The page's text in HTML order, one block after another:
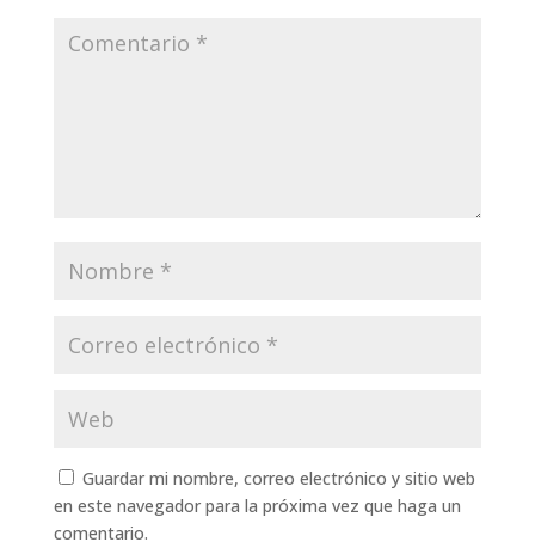
Guardar mi nombre, correo electrónico y sitio web
en este navegador para la próxima vez que haga un
comentario.